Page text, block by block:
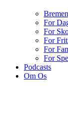
For
For
For
For
For
Podcasts
Om Os